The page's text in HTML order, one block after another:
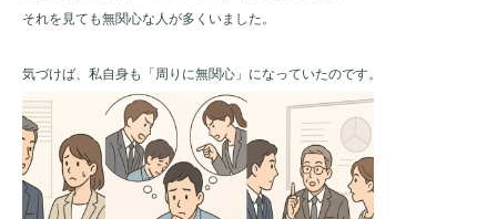
それを見ても無関心な人が多くいました。
気づけば、私自身も「周りに無関心」になっていたのです。